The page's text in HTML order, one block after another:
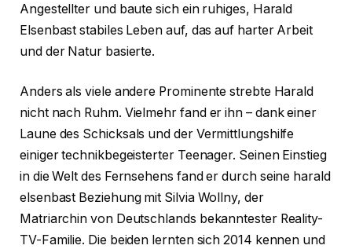
Angestellter und baute sich ein ruhiges, Harald
Elsenbast stabiles Leben auf, das auf harter Arbeit
und der Natur basierte.
Anders als viele andere Prominente strebte Harald
nicht nach Ruhm. Vielmehr fand er ihn – dank einer
Laune des Schicksals und der Vermittlungshilfe
einiger technikbegeisterter Teenager. Seinen Einstieg
in die Welt des Fernsehens fand er durch seine harald
elsenbast Beziehung mit Silvia Wollny, der
Matriarchin von Deutschlands bekanntester Reality-
TV-Familie. Die beiden lernten sich 2014 kennen und